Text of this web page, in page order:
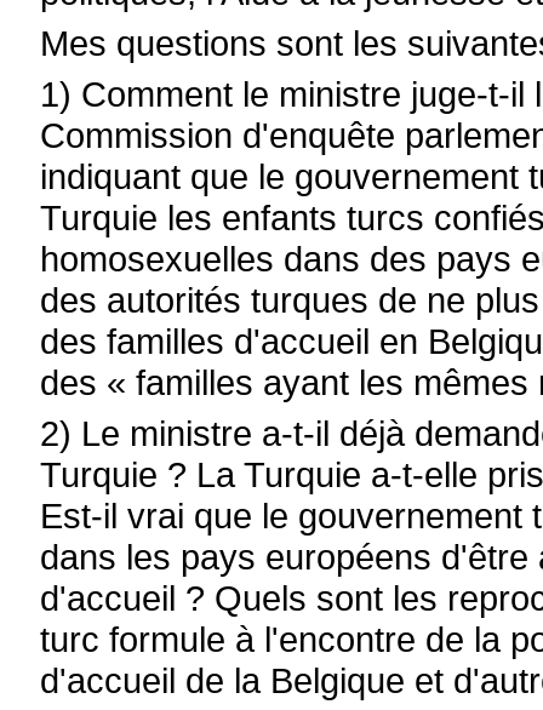
Mes questions sont les
1) Comment le ministre juge-t-
Commission d'enquête
indiquant que le gouvernement
Turquie les enfants turcs
homosexuelles dans des pays
des autorités turques de ne
des familles d'accueil en
des « familles ayant les
2) Le ministre a-t-il déjà
Turquie ? La Turquie a-t-elle
Est-il vrai que le
dans les pays européens
d'accueil ? Quels sont les
turc formule à l'encontre de la
d'accueil de la Belgique et